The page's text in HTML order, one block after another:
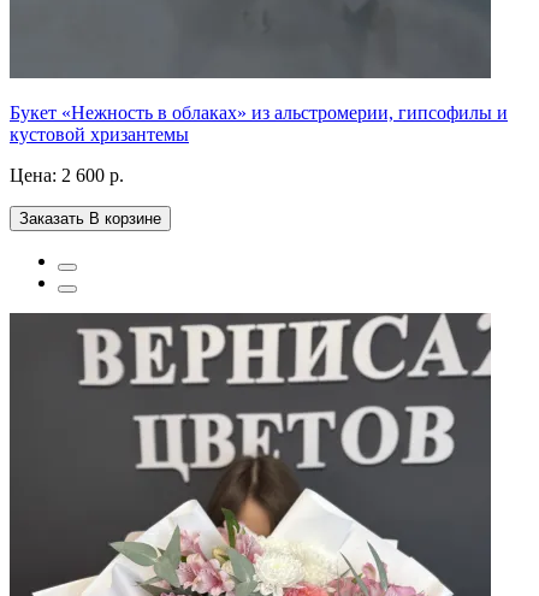
Букет «Нежность в облаках» из альстромерии, гипсофилы и
кустовой хризантемы
Цена: 2 600 р.
Заказать В корзине